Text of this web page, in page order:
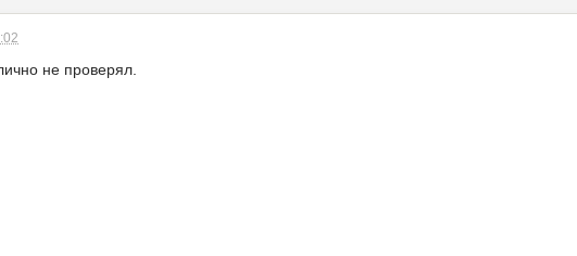
не проверял.